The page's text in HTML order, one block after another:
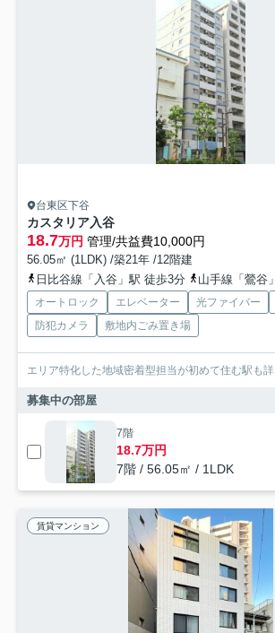
台東区下谷
カスタリア入谷
18.7万円 管理/共益費10,000円
56.05㎡ (1LDK) /築21年 /12階建
日比谷線「入谷」駅 徒歩3分
山手線「鶯谷
オートロック エレベーター 光ファイバー
防犯カメラ
敷地内ごみ置き場
エリア特化した地域密着型担当が初めて住む駅も
募集中の部屋
7階
18.7万円
7階 / 56.05㎡ / 1LDK
賃貸マンション